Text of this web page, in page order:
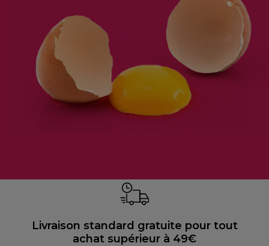
Livraison standard gratuite pour tout
achat supérieur à 49€